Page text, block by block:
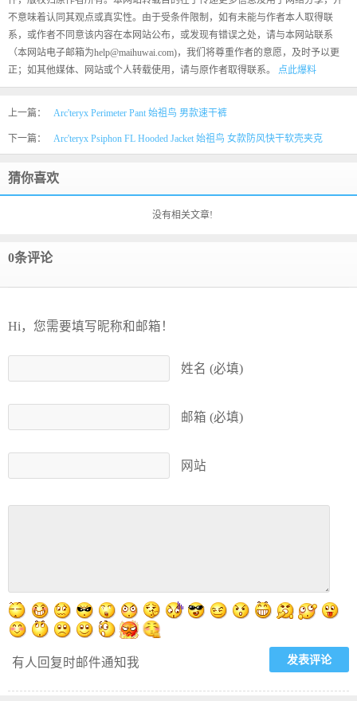
不意味着认同其观点或真实性。由于受条件限制，如有未能与作者本人取得联
系，或作者不同意该内容在本网站公布，或发现有错误之处，请与本网站联系
（本网站电子邮箱为help@maihuwai.com)，我们将尊重作者的意愿，及时予以更
正；如其他媒体、网站或个人转载使用，请与原作者取得联系。 点此爆料
上一篇： Arc'teryx Perimeter Pant 始祖鸟 男款速干裤
下一篇： Arc'teryx Psiphon FL Hooded Jacket 始祖鸟 女款防风快干软壳夹克
猜你喜欢
没有相关文章!
0条评论
Hi，您需要填写昵称和邮箱！
姓名 (必填)
邮箱 (必填)
网站
有人回复时邮件通知我